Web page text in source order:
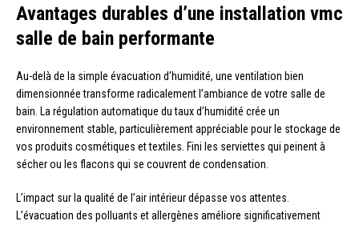
Avantages durables d’une installation vmc
salle de bain performante
Au-delà de la simple évacuation d’humidité, une ventilation bien
dimensionnée transforme radicalement l’ambiance de votre salle de
bain. La régulation automatique du taux d’humidité crée un
environnement stable, particulièrement appréciable pour le stockage de
vos produits cosmétiques et textiles. Fini les serviettes qui peinent à
sécher ou les flacons qui se couvrent de condensation.
L’impact sur la qualité de l’air intérieur dépasse vos attentes.
L’évacuation des polluants et allergènes améliore significativement